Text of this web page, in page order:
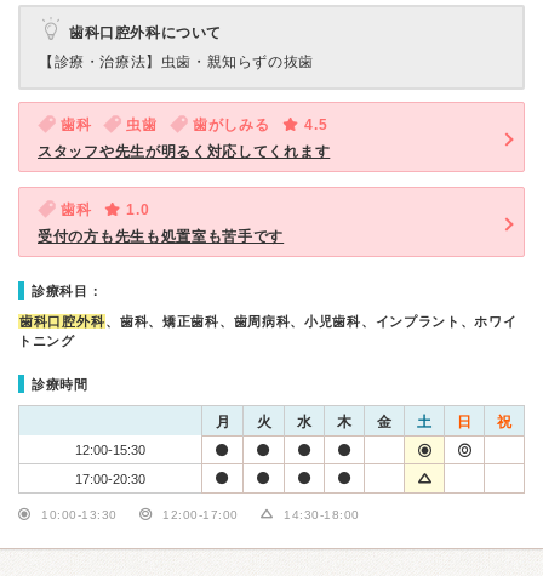
歯科口腔外科について
【診療・治療法】 虫歯・親知らずの抜歯
歯科 虫歯 歯がしみる
4.5
スタッフや先生が明るく対応してくれます
歯科
1.0
受付の方も先生も処置室も苦手です
診療科目：
歯科口腔外科、歯科、矯正歯科、歯周病科、小児歯科、インプラント、ホワイ
トニング
診療時間
月 火 水 木 金 土 日 祝
12:00-15:30
17:00-20:30
10:00-13:30 12:00-17:00 14:30-18:00